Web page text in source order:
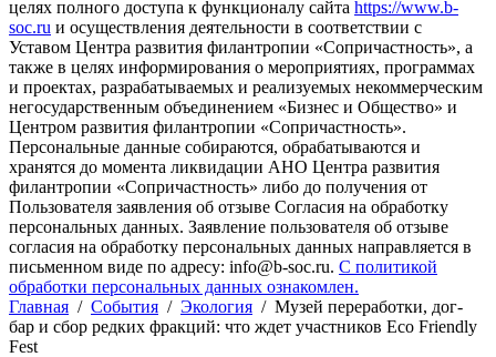
целях полного доступа к функционалу сайта https://www.b-
soc.ru и осуществления деятельности в соответствии с
Уставом Центра развития филантропии «Сопричастность», а
также в целях информирования о мероприятиях, программах
и проектах, разрабатываемых и реализуемых некоммерческим
негосударственным объединением «Бизнес и Общество» и
Центром развития филантропии «Сопричастность».
Персональные данные собираются, обрабатываются и
хранятся до момента ликвидации АНО Центра развития
филантропии «Сопричастность» либо до получения от
Пользователя заявления об отзыве Согласия на обработку
персональных данных. Заявление пользователя об отзыве
согласия на обработку персональных данных направляется в
письменном виде по адресу: info@b-soc.ru. С политикой
обработки персональных данных ознакомлен.
Главная / События / Экология / Музей переработки, дог-
бар и сбор редких фракций: что ждет участников Eco Friendly
Fest